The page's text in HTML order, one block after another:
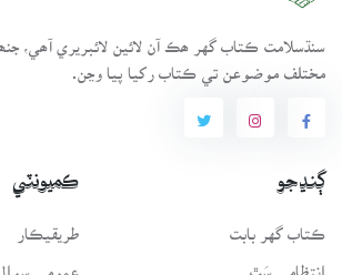
مختلف موضوعن تي ڪتاب رکيا پيا وڃن.
ڳنڍجو
ڪتاب گهر بابت
انتظامي سَٿ
ڪميونٽي
طريقيڪار
عمومي سوال